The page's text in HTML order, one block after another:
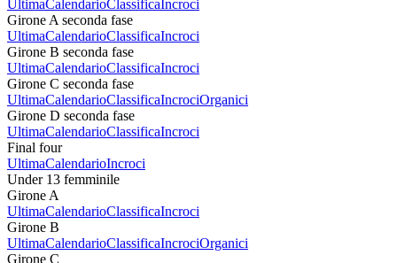
UltimaCalendarioClassificaIncroci
Girone A seconda fase
UltimaCalendarioClassificaIncroci
Girone B seconda fase
UltimaCalendarioClassificaIncroci
Girone C seconda fase
UltimaCalendarioClassificaIncrociOrganici
Girone D seconda fase
UltimaCalendarioClassificaIncroci
Final four
UltimaCalendarioIncroci
Under 13 femminile
Girone A
UltimaCalendarioClassificaIncroci
Girone B
UltimaCalendarioClassificaIncrociOrganici
Girone C